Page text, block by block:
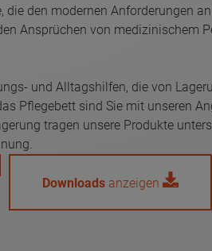
die den modernen Anforderungen
Ansprüchen von medizinischem
und Alltagshilfen, die von
Pflegebett sind Sie mit unseren
tragen unsere Produkte
Downloads anzeigen